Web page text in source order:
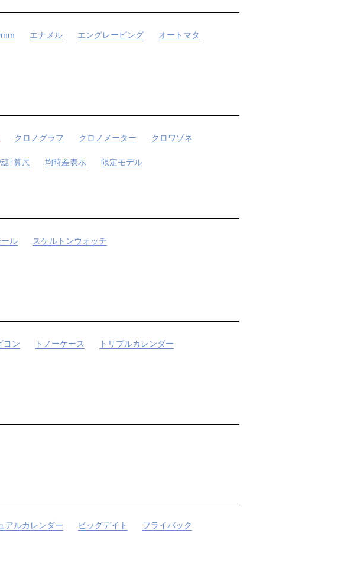
エナメル エングレービング オートマタ
クロノグラフ クロノメーター クロワゾネ
計算尺 均時差表示 限定モデル
ル スケルトンウォッチ
ヨン トノーケース トリプルカレンダー
アルカレンダー ビッグデイト フライバック